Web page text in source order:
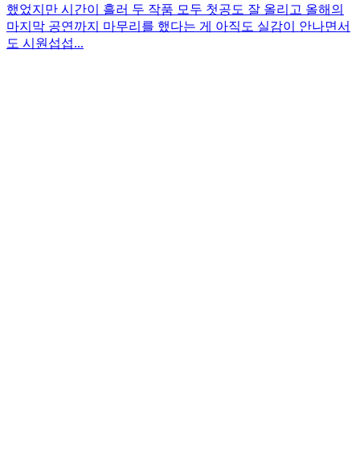
했었지만 시간이 흘러 두 작품 모두 첫공도 잘 올리고 올해의
마지막 공연까지 마무리를 했다는 게 아직도 실감이 안나면서
도 시원섭섭...